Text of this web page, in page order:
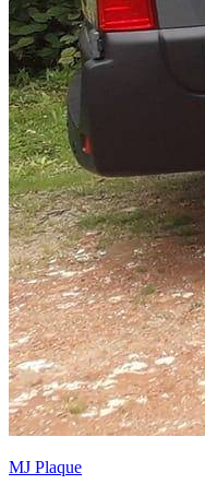
Déco Stil Plâtrerie
72290 Ballon Saint Mars